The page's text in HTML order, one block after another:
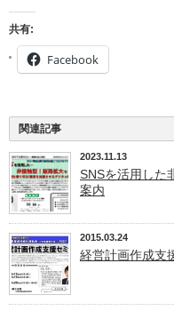
共有:
Facebook
関連記事
2023.11.13
SNSを活用し
案内
2015.03.24
経営計画作成支